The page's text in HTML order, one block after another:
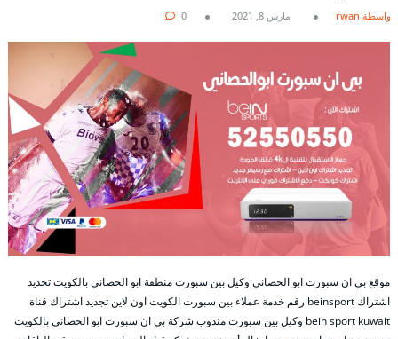
بواسطة rwan مارس 8, 2021 0
موقع بي ان سبورت ابو الحصاني وكيل بين سبورت منطقة ابو الحصاني بالكويت تجديد
اشتراك beinsport رقم خدمة عملاء بين سبورت الكويت اون لاين تجديد اشتراك قناة
bein sport kuwait وكيل بين سبورت مندوب شركة بي ان سبورت ابو الحصاني بالكويت